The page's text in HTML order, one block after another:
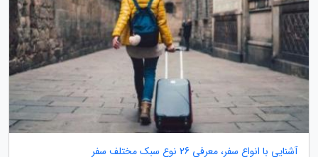
آشنایی با انواع سفر، معرفی 26 نوع سبک مختلف سفر